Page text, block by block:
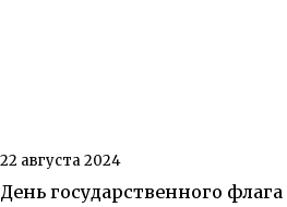
22 августа 2024
День государственного